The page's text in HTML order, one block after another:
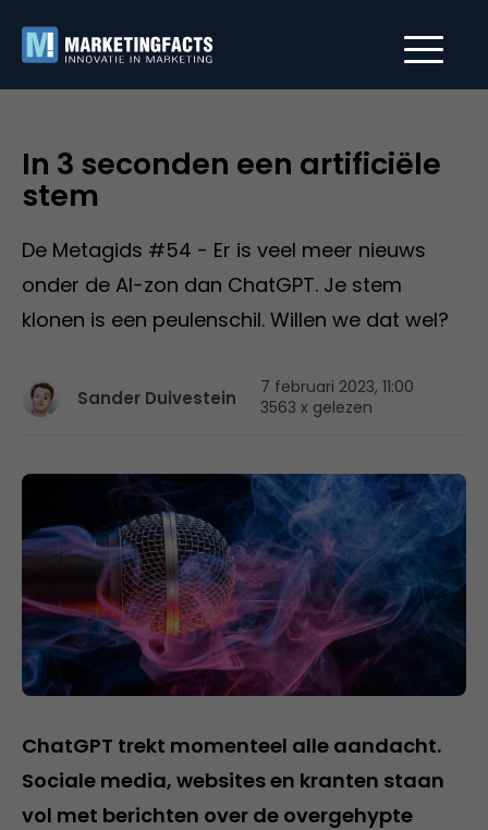
In 3 seconden een artificiële
stem
De Metagids #54 - Er is veel meer nieuws
onder de AI-zon dan ChatGPT. Je stem
klonen is een peulenschil. Willen we dat wel?
Sander Duivestein
7 februari 2023, 11:00
3563 x gelezen
ChatGPT trekt momenteel alle aandacht.
Sociale media, websites en kranten staan
vol met berichten over de overgehypte